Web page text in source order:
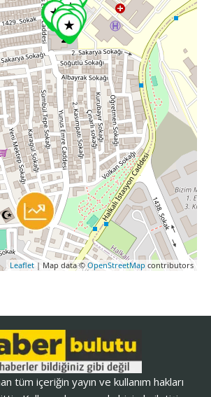
Leaflet | Map data © OpenStreetMap contributors
tüm içeriğin yayın ve kullanım hakları